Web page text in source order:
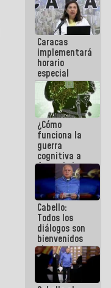
que escribes
porque lo
que haces
es
embarrarla
Caracas
implementará
horario
especial
para
adaptarse
al plan de
ahorro
energético
¿Cómo
funciona la
guerra
cognitiva a
favor de la
narrativa
hegemónica?
(1)
Cabello:
Todos los
diálogos son
bienvenidos
siempre que
estén en el
marco de la
Constitución